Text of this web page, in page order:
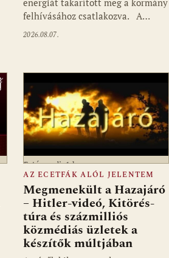
energiát takarított meg a kormány
felhívásához csatlakozva. A…
2026.08.07.
Fotó: media1.hu
AZ ECETFÁK ALÓL JELENTEM
Megmenekült a Hazajáró
– Hitler-videó, Kitörés-
túra és százmilliós
közmédiás üzletek a
készítők múltjában